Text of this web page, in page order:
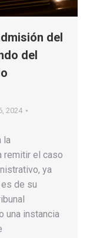
del
del
2024
la
remitir el caso
ya
de su
una instancia